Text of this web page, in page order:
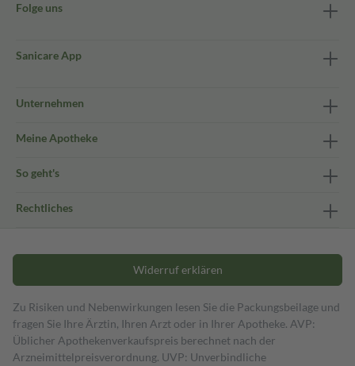
Folge uns
Sanicare App
Unternehmen
Meine Apotheke
So geht's
Rechtliches
Widerruf erklären
Zu Risiken und Nebenwirkungen lesen Sie die Packungsbeilage und
fragen Sie Ihre Ärztin, Ihren Arzt oder in Ihrer Apotheke. AVP:
Üblicher Apothekenverkaufspreis berechnet nach der
Arzneimittelpreisverordnung. UVP: Unverbindliche